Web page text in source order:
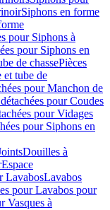
Siphons en forme
pour Siphons à
pour Siphons en
de chassePièces
et tube de
pour Manchon de
pour Coudes
pour Vidages
pour Siphons en
Douilles à
Espace
LavabosLavabos
pour Lavabos pour
Vasques à